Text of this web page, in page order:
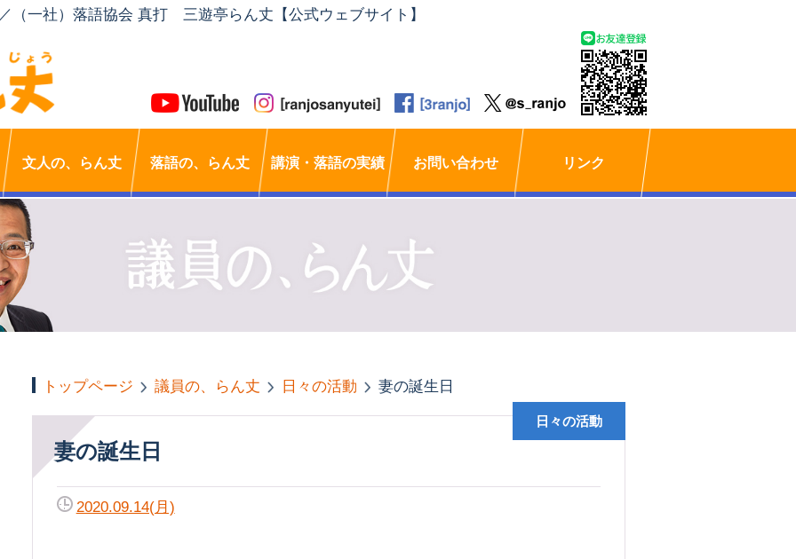
（一社）落語協会 真打 三遊亭らん丈【公式ウェブサイト】
文人の、らん丈 落語の、らん丈 講演・落語の実績 お問い合わせ リンク
トップページ 議員の、らん丈 日々の活動 妻の誕生日
妻の誕生日
日々の活動
2020.09.14(月)